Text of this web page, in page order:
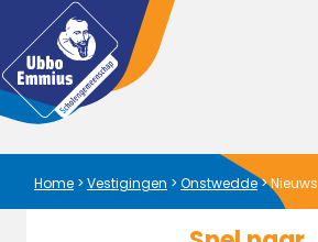
Home > Vestigingen > Onstwedde>Nieuws